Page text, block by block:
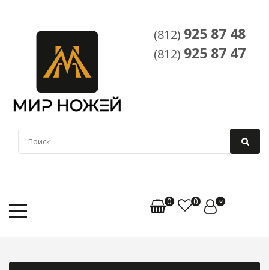
(812) 925 87 48
(812) 925 87 47
0 0